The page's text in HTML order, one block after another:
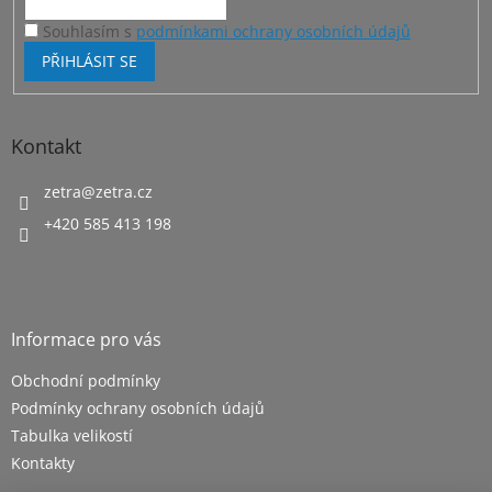
v
ý
i
Souhlasím s podmínkami ochrany osobních údajů
PŘIHLÁSIT SE
Kontakt
zetra@zetra.cz
+420 585 413 198
Informace pro vás
Obchodní podmínky
Podmínky ochrany osobních údajů
Tabulka velikostí
Kontakty